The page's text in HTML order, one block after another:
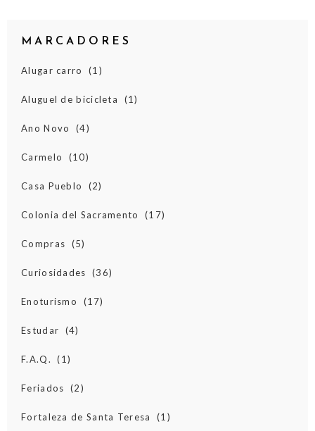
MARCADORES
Alugar carro (1)
Aluguel de bicicleta (1)
Ano Novo (4)
Carmelo (10)
Casa Pueblo (2)
Colonia del Sacramento (17)
Compras (5)
Curiosidades (36)
Enoturismo (17)
Estudar (4)
F.A.Q. (1)
Feriados (2)
Fortaleza de Santa Teresa (1)